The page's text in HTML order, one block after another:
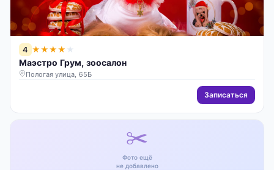
4 ★★★★ ★
Маэстро Грум, зоосалон
Пологая улица, 65Б
Записаться
✂️
Фото ещё
не добавлено